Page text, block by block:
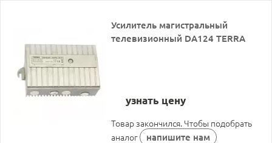
Усилитель магистральный
телевизионный DA124 TERRA
узнать цену
Товар закончился. Чтобы подобрать
аналог
напишите нам